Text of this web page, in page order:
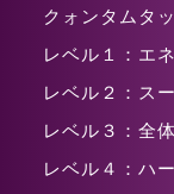
クォンタムタ
レベル１：エ
レベル２：ス
レベル３：全
レベル４：ハ